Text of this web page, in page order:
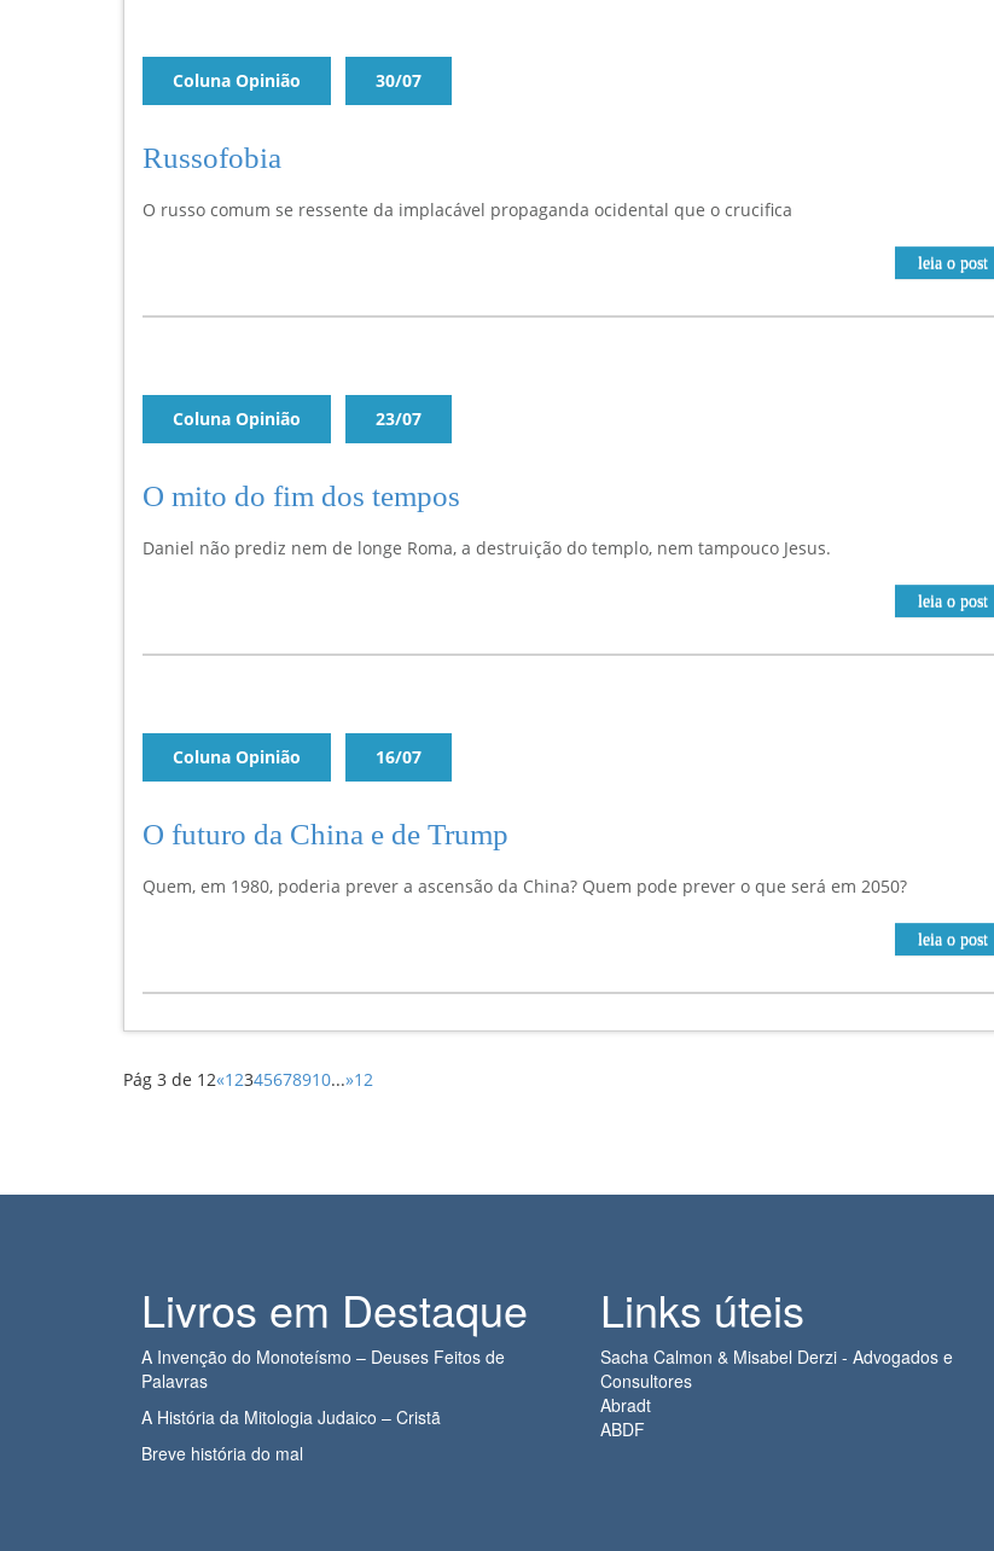
Coluna Opinião 30/07
Russofobia
O russo comum se ressente da implacável propaganda ocidental que o crucifica
leia o post
Coluna Opinião 23/07
O mito do fim dos tempos
Daniel não prediz nem de longe Roma, a destruição do templo, nem tampouco Jesus.
leia o post
Coluna Opinião 16/07
O futuro da China e de Trump
Quem, em 1980, poderia prever a ascensão da China? Quem pode prever o que será em 2050?
leia o post
Pág 3 de 12«12345678910...»12
Livros em Destaque
A Invenção do Monoteísmo – Deuses Feitos de
Palavras
A História da Mitologia Judaico – Cristã
Breve história do mal
Links úteis
Sacha Calmon & Misabel Derzi - Advogados e
Consultores
Abradt
ABDF